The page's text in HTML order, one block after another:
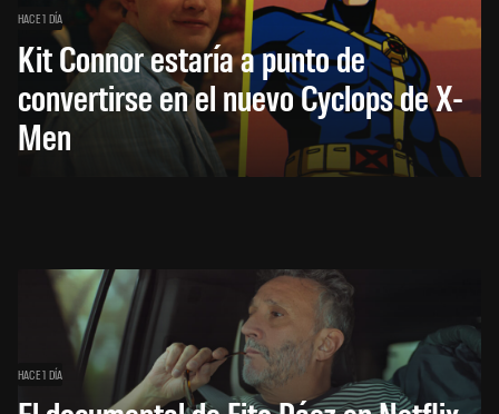
HACE 1 DÍA
Kit Connor estaría a punto de
convertirse en el nuevo Cyclops de X-
Men
HACE 1 DÍA